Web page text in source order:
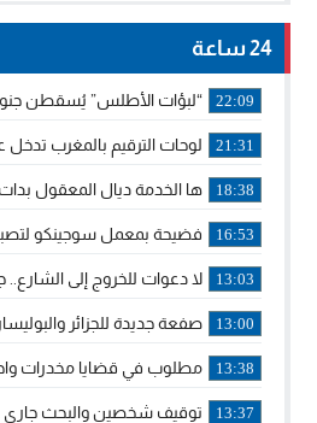
24 ساعة
22:09 “لبؤات الأطلس” يُسقطن
21:31 لوحات الترقيم بالمغرب تدخل
18:38 ها الخدمة ديال المعقول
16:53 فضيحة بمعمل سوجينكو
13:03 لا دعوات للخروج إلى الشارع.. جيل زد 212 توضح موقفها وتؤكد أن المنشورات المنسوبة إليها لا
13:00 صفعة جديدة للجزائر
13:38 مطلوب في قضايا مخدرات
13:37 توقيف شخصين والبحث جاري